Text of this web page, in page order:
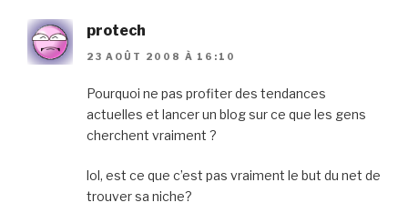
protech
23 AOÛT 2008 À 16:10
Pourquoi ne pas profiter des tendances
actuelles et lancer un blog sur ce que les gens
cherchent vraiment ?
lol, est ce que c’est pas vraiment le but du net de
trouver sa niche?